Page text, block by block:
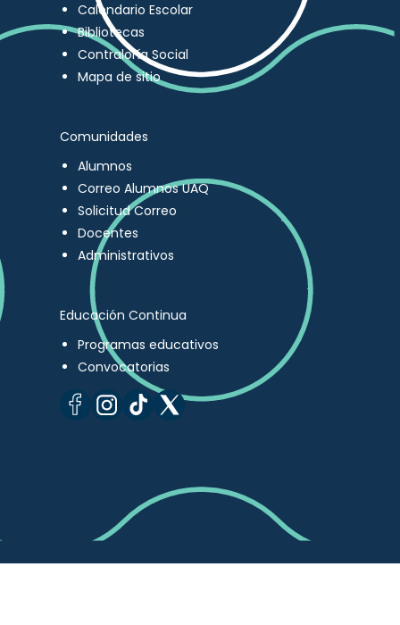
Calendario Escolar
Bibliotecas
Contraloría Social
Mapa de sitio
Comunidades
Alumnos
Correo Alumnos UAQ
Solicitud Correo
Docentes
Administrativos
Educación Continua
Programas educativos
Convocatorias